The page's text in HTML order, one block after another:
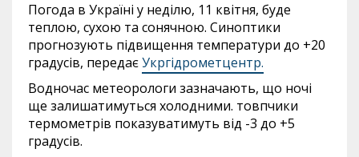
Погода в Україні у неділю, 11 квітня, буде
теплою, сухою та сонячною. Синоптики
прогнозують підвищення температури до +20
градусів, передаєУкргідрометцентр.
Водночас метеорологи зазначають, що ночі
ще залишатимуться холодними. товпчики
термометрів показуватимуть від -3 до +5
градусів.